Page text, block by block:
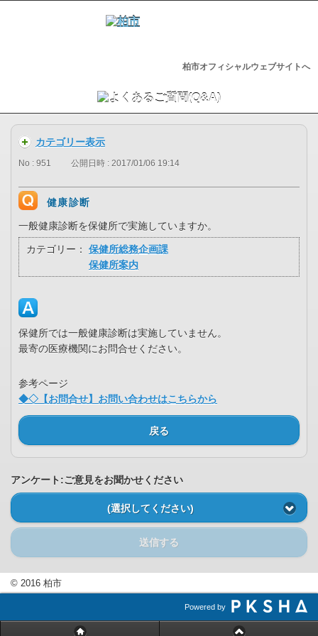
柏市オフィシャルウェブサイトへ
カテゴリー表示
No : 951 公開日時 : 2017/01/06 19:14
健康診断
一般健康診断を保健所で実施していますか。
カテゴリー：
保健所総務企画課
保健所案内
保健所では一般健康診断は実施していません。
最寄の医療機関にお問合せください。
参考ページ
◆◇【お問合せ】お問い合わせはこちらから
戻る
アンケート:ご意見をお聞かせください
(選択してください)
送信する
© 2016 柏市
Powered by